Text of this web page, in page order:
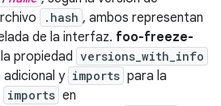
.hash , ambos representan
de la interfaz. foo-freeze-
propiedad versions_with_info
y imports para la
imports en